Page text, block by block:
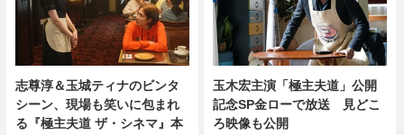
志尊淳＆玉城ティナのビンタ
シーン、現場も笑いに包まれ
る『極主夫道 ザ・シネマ』本
玉木宏主演「極主夫道」公開
記念SP金ローで放送 見どこ
ろ映像も公開